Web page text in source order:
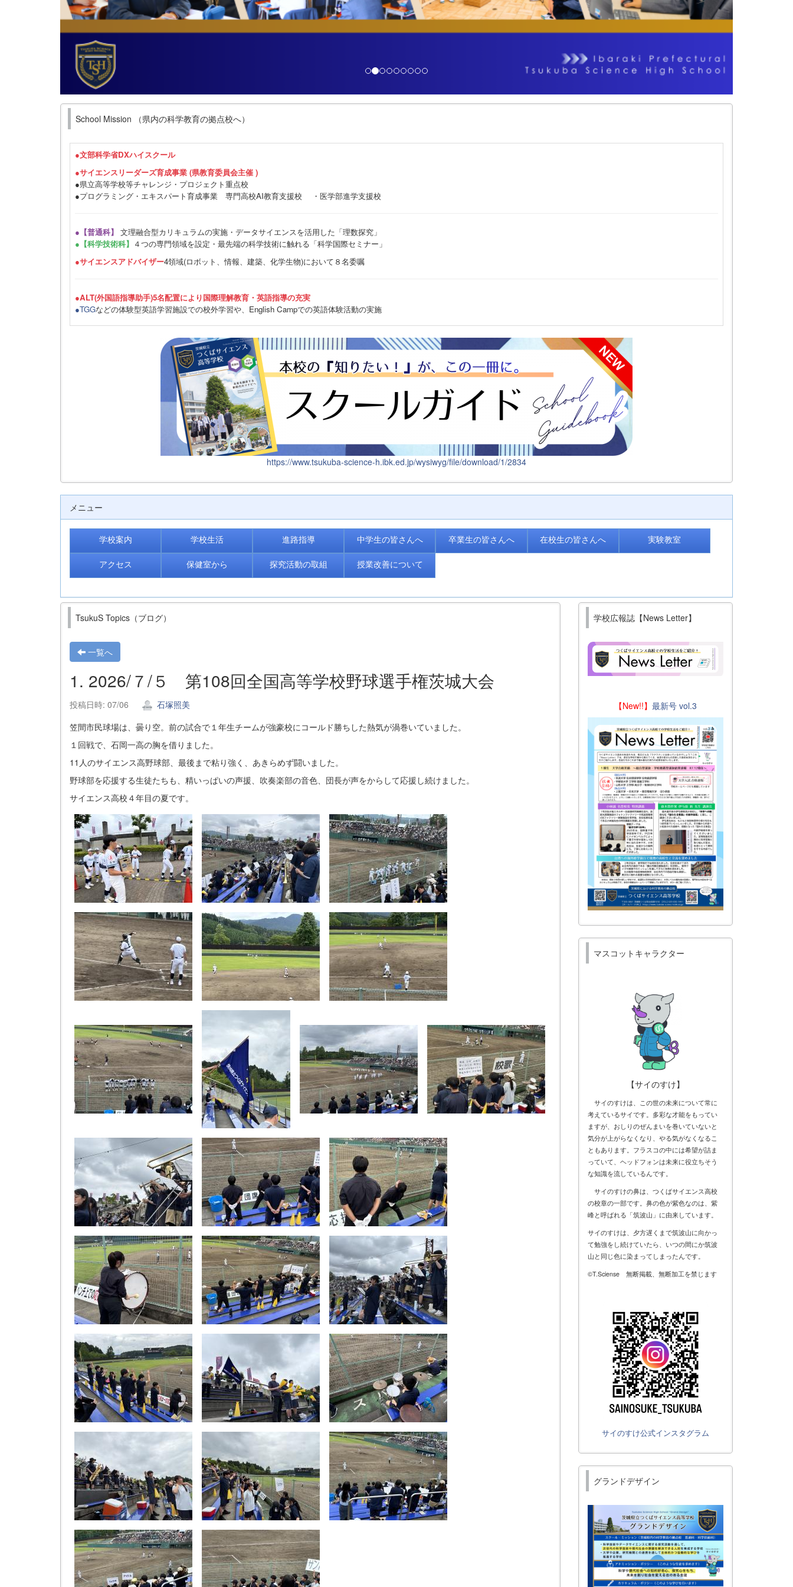
School Mission （県内の科学教育の拠点校へ）
●文部科学省DXハイスクール
●サイエンスリーダーズ育成事業 (県教育委員会主催 )
●県立高等学校等チャレンジ・プロジェクト重点校
●プログラミング・エキスパート育成事業 専門高校AI教育支援校 ・医学部進学支援校
●【普通科】 文理融合型カリキュラムの実施・データサイエンスを活用した「理数探究」
●【科学技術科】 ４つの専門領域を設定・最先端の科学技術に触れる「科学国際セミナー」
●サイエンスアドバイザー4領域(ロボット、情報、建築、化学生物)において８名委嘱
●ALT(外国語指導助手)5名配置により国際理解教育・英語指導の充実
●TGGなどの体験型英語学習施設での校外学習や、English Campでの英語体験活動の実施
https://www.tsukuba-science-h.ibk.ed.jp/wysiwyg/file/download/1/2834
メニュー
学校案内 学校生活 進路指導 中学生の皆さんへ 卒業生の皆さんへ 在校生の皆さんへ 実験教室
アクセス 保健室から 探究活動の取組 授業改善について
TsukuS Topics（ブログ）
一覧へ
1. 2026/７/５ 第108回全国高等学校野球選手権茨城大会
投稿日時: 07/06
石塚照美
笠間市民球場は、曇り空。前の試合で１年生チームが強豪校にコールド勝ちした熱気が渦巻いていました。
１回戦で、石岡一高の胸を借りました。
11人のサイエンス高野球部、最後まで粘り強く、あきらめず闘いました。
野球部を応援する生徒たちも、精いっぱいの声援、吹奏楽部の音色、団長が声をからして応援し続けました。
サイエンス高校４年目の夏です。
学校広報誌【News Letter】
【New!!】 最新号 vol.3
マスコットキャラクター
【サイのすけ】
サイのすけは、この世の未来について常に
考えているサイです。多彩な才能をもってい
ますが、おしりのぜんまいを巻いていないと
気分が上がらなくなり、やる気がなくなるこ
ともあります。フラスコの中には希望が詰ま
っていて、ヘッドフォンは未来に役立ちそう
な知識を流しているんです。
サイのすけの鼻は、つくばサイエンス高校
の校章の一部です。鼻の色が紫色なのは、紫
峰と呼ばれる「筑波山」に由来しています。
サイのすけは、夕方遅くまで筑波山に向かっ
て勉強をし続けていたら、いつの間にか筑波
山と同じ色に染まってしまったんです。
©T.Sciense 無断掲載、無断加工を禁じます
サイのすけ公式インスタグラム
グランドデザイン